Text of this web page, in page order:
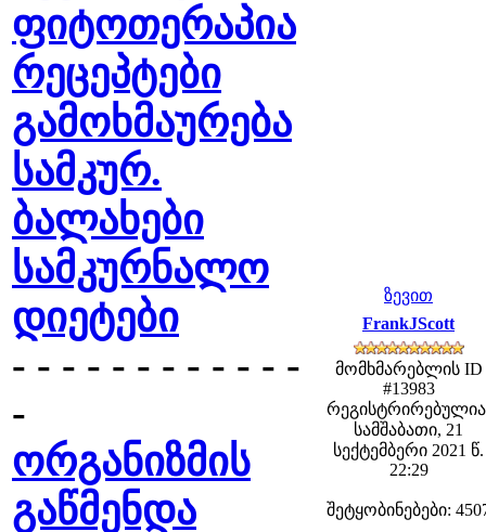
ფიტოთერაპია
რეცეპტები
გამოხმაურება
სამკურ.
ბალახები
სამკურნალო
დიეტები
- - - - - - - - - - - -
-
ორგანიზმის
გაწმენდა
ზევით
FrankJScott
მომხმარებლის ID
#13983
სამშაბათი, 21
სექტემბერი 2021 წ.
22:29
შეტყობინებები: